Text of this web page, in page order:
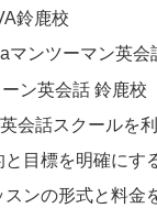
鈴鹿校
マンツーマン英
ン英会話 鈴鹿校
会話スクールを
と目標を明確にす
スンの形式と料金